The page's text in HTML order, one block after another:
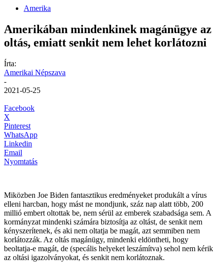
Amerika
Amerikában mindenkinek magánügye az
oltás, emiatt senkit nem lehet korlátozni
Írta:
Amerikai Népszava
-
2021-05-25
Facebook
X
Pinterest
WhatsApp
Linkedin
Email
Nyomtatás
Miközben Joe Biden fantasztikus eredményeket produkált a vírus
elleni harcban, hogy mást ne mondjunk, száz nap alatt több, 200
millió embert oltottak be, nem sérül az emberek szabadsága sem. A
kormányzat mindenki számára biztosítja az oltást, de senkit nem
kényszerítenek, és aki nem oltatja be magát, azt semmiben nem
korlátozzák. Az oltás magánügy, mindenki eldöntheti, hogy
beoltatja-e magát, de (specális helyeket leszámítva) sehol nem kérik
az oltási igazolványokat, és senkit nem korlátoznak.